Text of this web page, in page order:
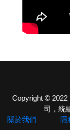
Copyright © 2022
司，統
關於我們
隱